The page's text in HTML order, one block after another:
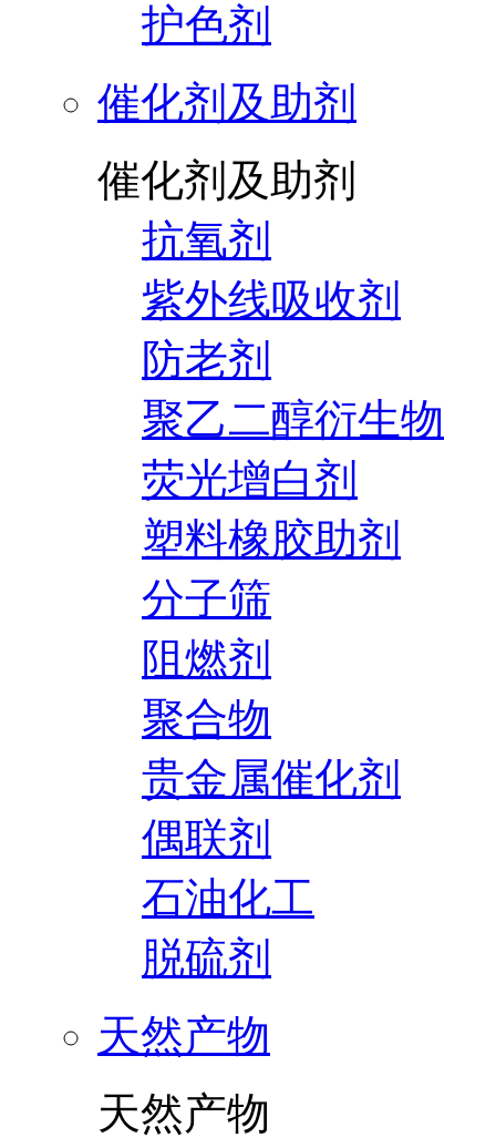
护色剂
催化剂及助剂
催化剂及助剂
抗氧剂
紫外线吸收剂
防老剂
聚乙二醇衍生物
荧光增白剂
塑料橡胶助剂
分子筛
阻燃剂
聚合物
贵金属催化剂
偶联剂
石油化工
脱硫剂
天然产物
天然产物